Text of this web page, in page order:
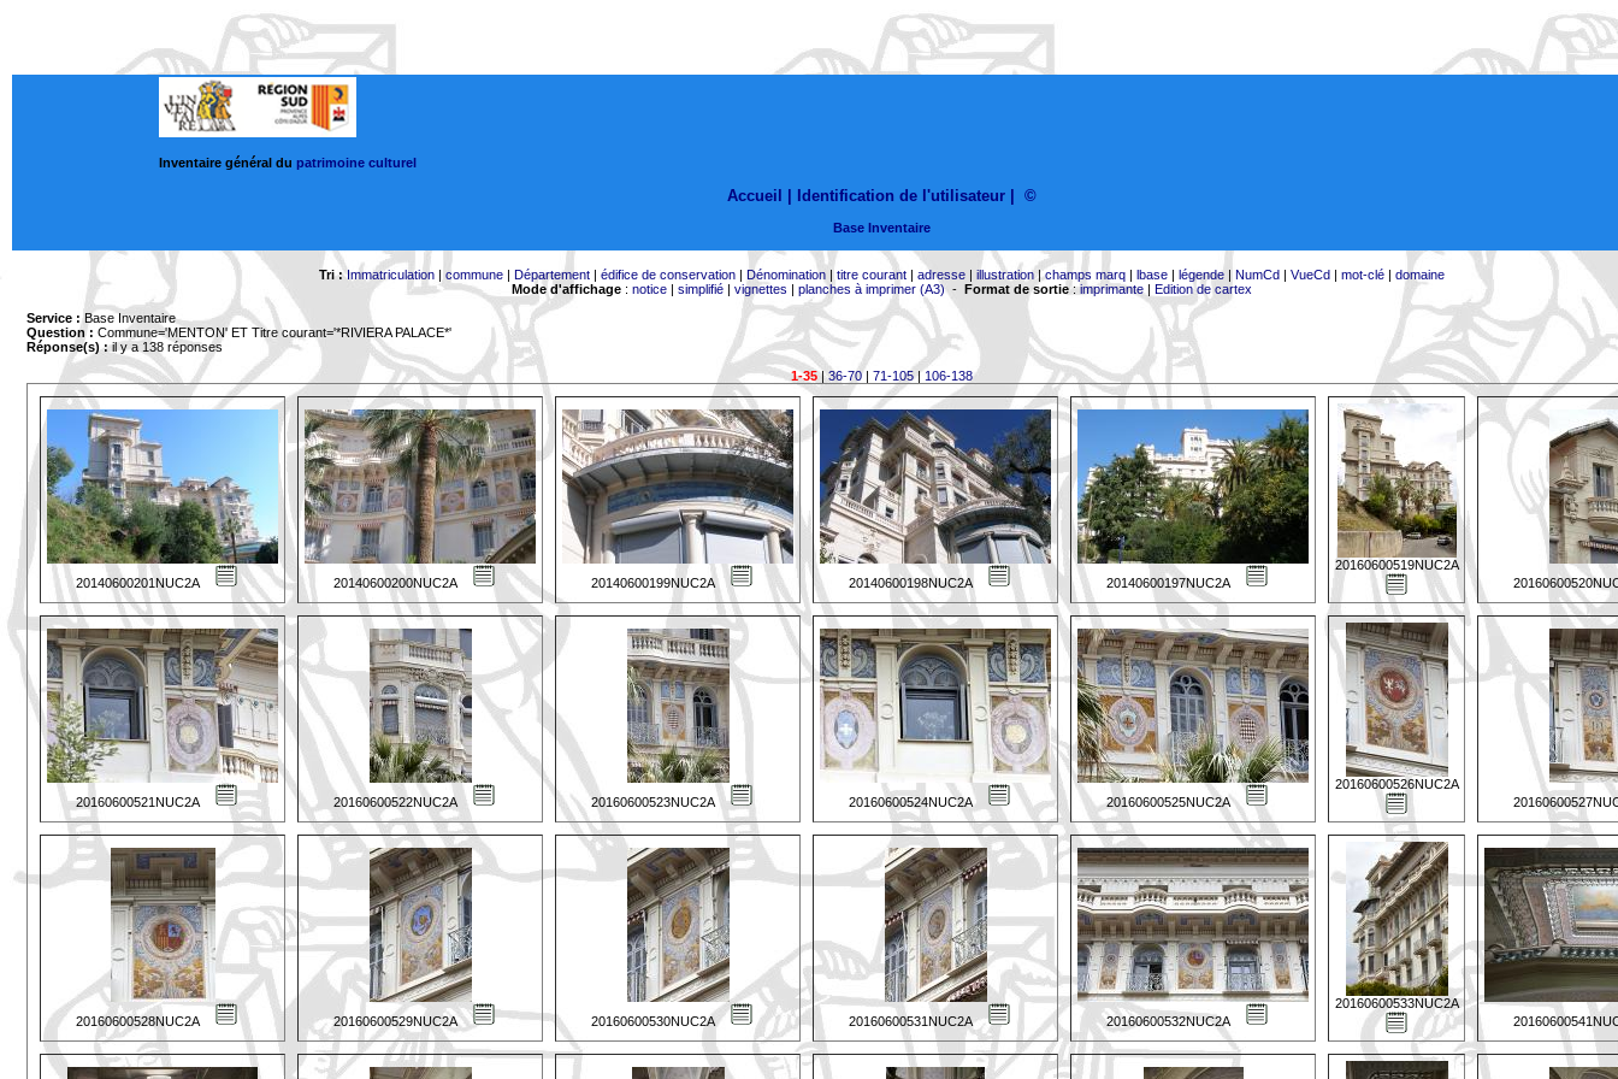
Inventaire général du patrimoine culturel
Accueil | Identification de l'utilisateur ©
Base Inventaire
Tri : Immatriculation| commune| Département| édifice de conservation| Dénomination| titre courant| adresse| illustration|champs marq| lbase| légende| NumCd| VueCd| mot-clé| domaine
Mode d'affichage: notice| simplifié| vignettes | planches à imprimer (A3)- Format de sortie:imprimante| Edition de cartex
Service : Base Inventaire
Question : Commune='MENTON' ET Titre courant='*RIVIERA PALACE*'
Réponse(s) :il y a 138 réponses
1-35|36-70| 71-105| 106-138
20140600201NUC2A 20140600200NUC2A 20140600199NUC2A 20140600198NUC2A 20140600197NUC2A
20160600519NUC2A
20160600521NUC2A 20160600522NUC2A 20160600523NUC2A 20160600524NUC2A 20160600525NUC2A
20160600526NUC2A
20160600528NUC2A 20160600529NUC2A 20160600530NUC2A 20160600531NUC2A 20160600532NUC2A
20160600533NUC2A